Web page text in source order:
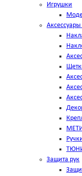
Игрушки
Защита рук